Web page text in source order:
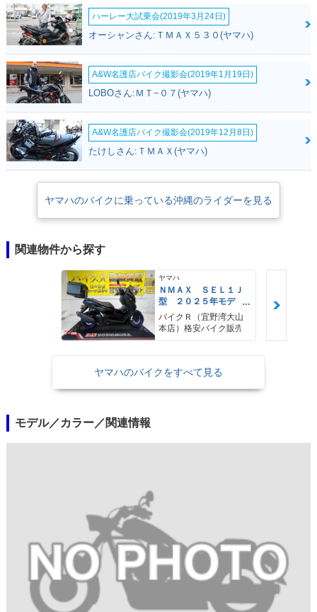
ハーレー大試乗会(2019年3月24日)
オーシャンさん:ＴＭＡＸ５３０(ヤマハ)
A&W名護店バイク撮影会(2019年1月19日)
LOBOさん:ＭＴ−０７(ヤマハ)
A&W名護店バイク撮影会(2019年12月8日)
たけしさん:ＴＭＡＸ(ヤマハ)
ヤマハのバイクに乗っている沖縄のライダーを見る
関連物件から探す
ヤマハ
ＮＭＡＸ ＳＥＬ１Ｊ
型 ２０２５年モデ
ル ＡＢＳ キーレ
ス リアキャリア リ
アＢＯＸ
バイクＲ（宜野湾大山
本店）格安バイク販売
ヤマハのバイクをすべて見る
モデル／カラー／関連情報